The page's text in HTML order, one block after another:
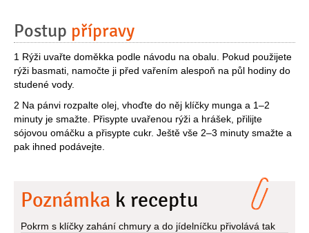
Postup přípravy
1 Rýži uvařte doměkka podle návodu na obalu. Pokud použijete
rýži basmati, namočte ji před vařením alespoň na půl hodiny do
studené vody.
2 Na pánvi rozpalte olej, vhoďte do něj klíčky munga a 1–2
minuty je smažte. Přisypte uvařenou rýži a hrášek, přilijte
sójovou omáčku a přisypte cukr. Ještě vše 2–3 minuty smažte a
pak ihned podávejte.
Poznámka k receptu
Pokrm s klíčky zahání chmury a do jídelníčku přivolává tak